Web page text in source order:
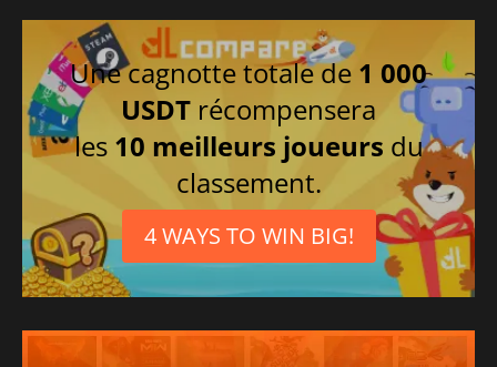
Une cagnotte totale de 1 000
USDT récompensera
les 10 meilleurs joueurs du
classement.
4 WAYS TO WIN BIG!